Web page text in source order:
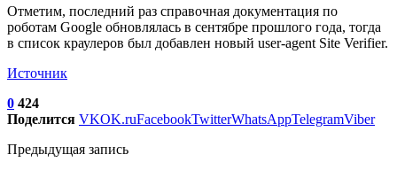
Отметим, последний раз справочная документация по
роботам Google обновлялась в сентябре прошлого года, тогда
в список краулеров был добавлен новый user-agent Site Verifier.
Источник
0 424
Поделится VKOK.ruFacebookTwitterWhatsAppTelegramViber
Предыдущая запись